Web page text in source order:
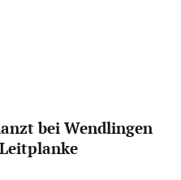
bei Wendlingen